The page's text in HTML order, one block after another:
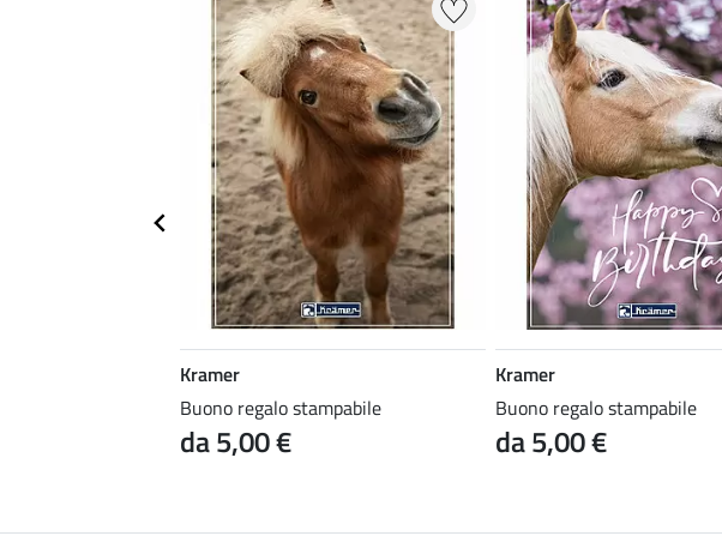
Kramer
Buono regalo stampabile
da 5,00 €
Kramer
Buono regalo stampabile
da 5,00 €